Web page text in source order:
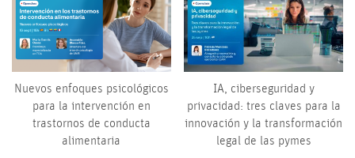
Nuevos enfoques psicológicos
para la intervención en
trastornos de conducta
alimentaria
IA, ciberseguridad y
privacidad: tres claves para la
innovación y la transformación
legal de las pymes